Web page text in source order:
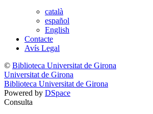
català
español
English
Contacte
Avís Legal
© Biblioteca Universitat de Girona
Universitat de Girona
Biblioteca Universitat de Girona
Powered by DSpace
Consulta